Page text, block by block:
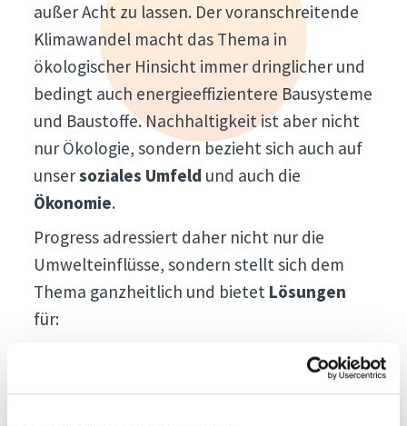
außer Acht zu lassen. Der voranschreitende
Klimawandel macht das Thema in
ökologischer Hinsicht immer dringlicher und
bedingt auch energieeffizientere Bausysteme
und Baustoffe. Nachhaltigkeit ist aber nicht
nur Ökologie, sondern bezieht sich auch auf
unsersoziales Umfeld und auch die
Ökonomie.
Progress adressiert daher nicht nur die
Umwelteinflüsse, sondern stellt sich dem
Thema ganzheitlich und bietet Lösungen
für:
Bausystem-Effizienz und Reduktion von
notwendigen Baumaterialein (inklusive